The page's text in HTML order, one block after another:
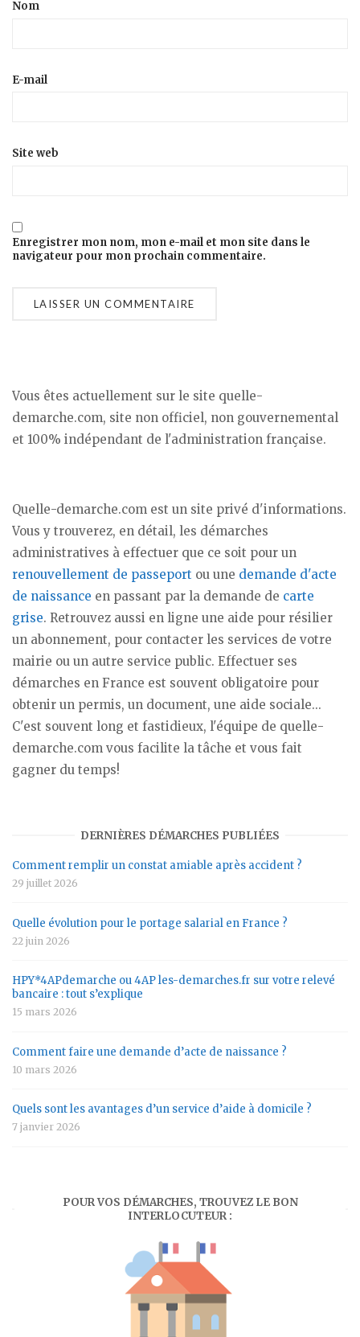
Nom
E-mail
Site web
Enregistrer mon nom, mon e-mail et mon site dans le
navigateur pour mon prochain commentaire.
Vous êtes actuellement sur le site quelle-
demarche.com, site non officiel, non gouvernemental
et 100% indépendant de l'administration française.
Quelle-demarche.com est un site privé d'informations.
Vous y trouverez, en détail, les démarches
administratives à effectuer que ce soit pour un
renouvellement de passeport ou une demande d'acte
de naissance en passant par la demande de carte
grise. Retrouvez aussi en ligne une aide pour résilier
un abonnement, pour contacter les services de votre
mairie ou un autre service public. Effectuer ses
démarches en France est souvent obligatoire pour
obtenir un permis, un document, une aide sociale...
C'est souvent long et fastidieux, l'équipe de quelle-
demarche.com vous facilite la tâche et vous fait
gagner du temps!
DERNIÈRES DÉMARCHES PUBLIÉES
Comment remplir un constat amiable après accident ?
29 juillet 2026
Quelle évolution pour le portage salarial en France ?
22 juin 2026
HPY*4APdemarche ou 4AP les-demarches.fr sur votre relevé
bancaire : tout s’explique
15 mars 2026
Comment faire une demande d’acte de naissance ?
10 mars 2026
Quels sont les avantages d’un service d’aide à domicile ?
7 janvier 2026
POUR VOS DÉMARCHES, TROUVEZ LE BON
INTERLOCUTEUR :